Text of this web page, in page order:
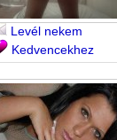
Levél nekem
Kedvencekhez